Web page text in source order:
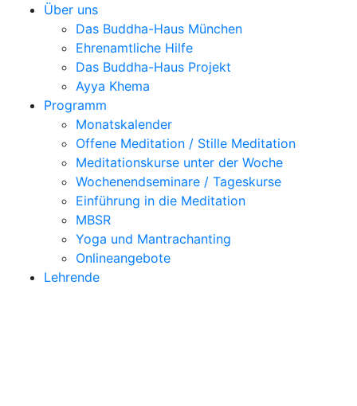
Über uns
Das Buddha-Haus München
Ehrenamtliche Hilfe
Das Buddha-Haus Projekt
Ayya Khema
Programm
Monatskalender
Offene Meditation / Stille Meditation
Meditationskurse unter der Woche
Wochenendseminare / Tageskurse
Einführung in die Meditation
MBSR
Yoga und Mantrachanting
Onlineangebote
Lehrende